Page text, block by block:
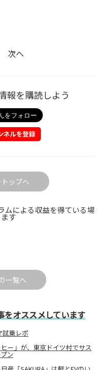
次へ
報を購読しよう
ップへ
ムによる収益を得ている場
す
一覧へ
をオススメしています
試乗レポ
ー」が、東京ドイツ村でサス
ン